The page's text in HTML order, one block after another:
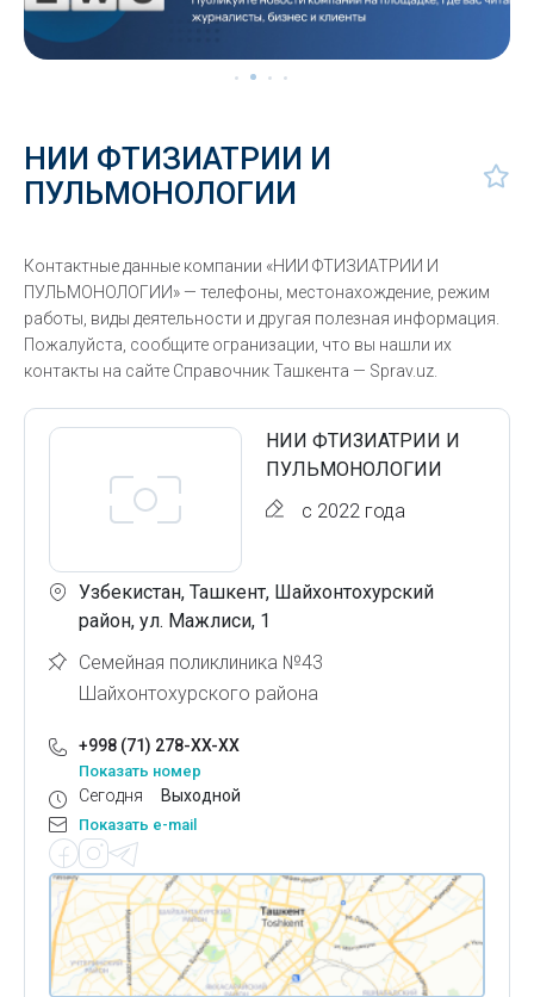
НИИ ФТИЗИАТРИИ И
ПУЛЬМОНОЛОГИИ
Контактные данные компании «НИИ ФТИЗИАТРИИ И
ПУЛЬМОНОЛОГИИ» — телефоны, местонахождение, режим
работы, виды деятельности и другая полезная информация.
Пожалуйста, сообщите огранизации, что вы нашли их
контакты на сайте Справочник Ташкента — Sprav.uz.
НИИ ФТИЗИАТРИИ И
ПУЛЬМОНОЛОГИИ
с 2022 года
Узбекистан, Ташкент, Шайхонтохурский
район, ул. Мажлиси, 1
Семейная поликлиника №43
Шайхонтохурского района
+998 (71) 278-XX-XX
Показать номер
Сегодня Выходной
Показать e-mail